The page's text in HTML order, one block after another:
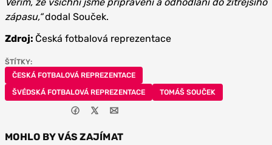
zápasu,“dodal Souček.
Zdroj: Česká fotbalová reprezentace
ŠTÍTKY:
ČESKÁ FOTBALOVÁ REPREZENTACE
ŠVÉDSKÁ FOTBALOVÁ REPREZENTACE
TOMÁŠ SOUČEK
MOHLO BY VÁS ZAJÍMAT